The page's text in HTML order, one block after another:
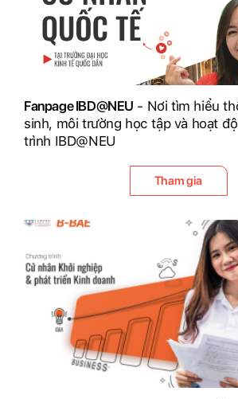
Fanpage IBD@NEU - Nơi tìm hiểu
sinh, môi trường học tập và hoạt
trình IBD@NEU
Tham gia